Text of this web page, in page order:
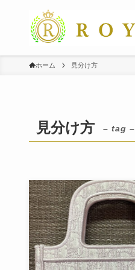
ホーム 見分け方
見分け方 – tag –